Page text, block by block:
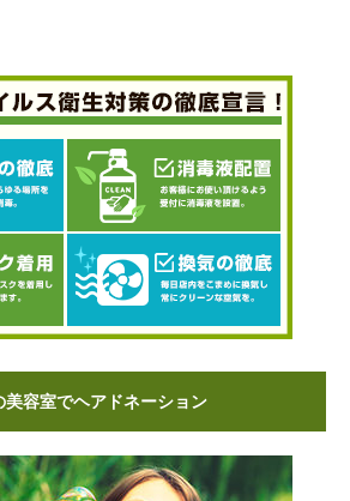
美容室でヘアドネーション